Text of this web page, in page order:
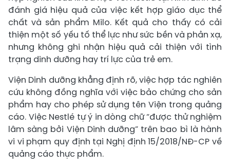
đánh giá hiệu quả của việc kết hợp giáo dục thể
chất và sản phẩm Milo. Kết quả cho thấy có cải
thiện một số yếu tố thể lực như sức bền và phản xạ,
nhưng không ghi nhận hiệu quả cải thiện với tình
trạng dinh dưỡng hay trí lực của trẻ em.
Viện Dinh dưỡng khẳng định rõ, việc hợp tác nghiên
cứu không đồng nghĩa với việc bảo chứng cho sản
phẩm hay cho phép sử dụng tên Viện trong quảng
cáo. Việc Nestlé tự ý in dòng chữ “được thử nghiệm
lâm sàng bởi Viện Dinh dưỡng” trên bao bì là hành
vi vi phạm quy định tại Nghị định 15/2018/NĐ-CP về
quảng cáo thực phẩm.